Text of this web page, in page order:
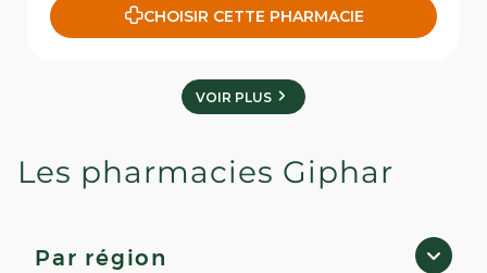
CHOISIR CETTE PHARMACIE
VOIR PLUS
Les pharmacies Giphar
Par région